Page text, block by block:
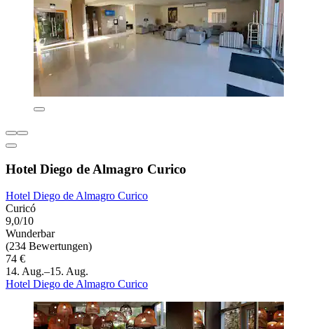
Hotel Diego de Almagro Curico
Hotel Diego de Almagro Curico
Curicó
9,0/10
Wunderbar
(234 Bewertungen)
74 €
14. Aug.–15. Aug.
Hotel Diego de Almagro Curico